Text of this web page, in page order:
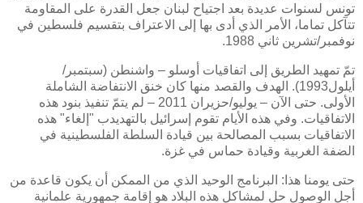
تونس لسنوات عديدة بعد اجتياح لبنان جعل القدرة على المقاومة
تتآكل تماما، الأمر الذي أدى بها إلى الاعتراف بتقسيم فلسطين في
نوفمبر/تشرين ثاني 1988.
تمّ تمهيد الطريق إلى اتفاقيات أوسلو – واشنطن (سبتمبر/
أيلول1993). الهدف والقصد منها كان خنق الانتفاضة الشاملة
الأولى. حتى الآن – يوليو/حزيران 2011 – لم يتمّ تنفيذ بنود هذه
الاتفاقيات. وفي هذه الأيام تقوم إسرائيل بالتهديدب "إلغاء" هذه
الاتفاقيات بسبب المصالحة بين قيادة السلطة الفلسطينية في
الضفة الغربية وقيادة حماس في غزة.
حتى يومنا هذا: البرنامج الوحيد الذي من الممكن أن يكون قاعدة من
أجل الوصول حل لمشاكل هذه البلاد هو إقامة جمهورية علمانية